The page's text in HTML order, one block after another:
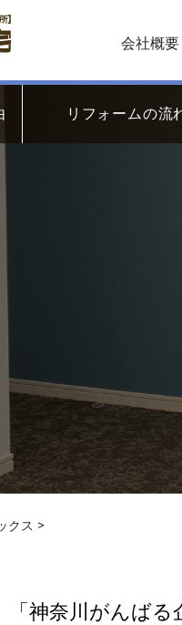
会社概要
リフォームの流
クス >
「神奈川がんば